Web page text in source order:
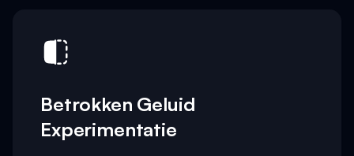
Betrokken Geluid
Experimentatie